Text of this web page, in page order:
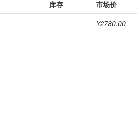
库存 市场价
¥2780.00